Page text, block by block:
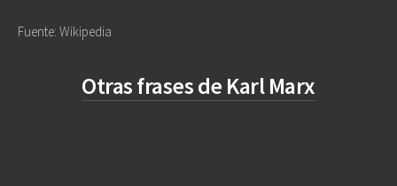
Fuente: Wikipedia
Otras frases de Karl Marx